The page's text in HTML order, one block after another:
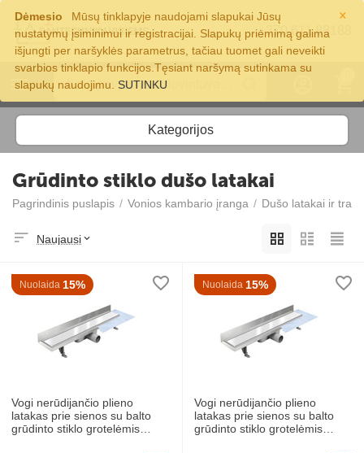
×
Dėmesio
Mūsų tinklapyje naudojami slapukai Jūsų
nustatymų įsiminimui ir registracijai. Slapukų priėmimą galima
išjungti per naršyklės parametrus, tačiau tuomet gali neveikti
svarbios tinklapio funkcijos.Tęsiant naršymą sutinkama su
slapukų naudojimu. SUTINKU
+370 611 88188
Kategorijos
Grūdinto stiklo dušo latakai
Pagrindinis puslapis / Vonios kambario įranga / Dušo latakai ir
Naujausi
Nuolaida 15%
Vogi nerūdijančio plieno
latakas prie sienos su balto
grūdinto stiklo grotelėmis
Nuolaida 15%
Vogi nerūdijančio plieno
latakas prie sienos su balto
grūdinto stiklo grotelėmis